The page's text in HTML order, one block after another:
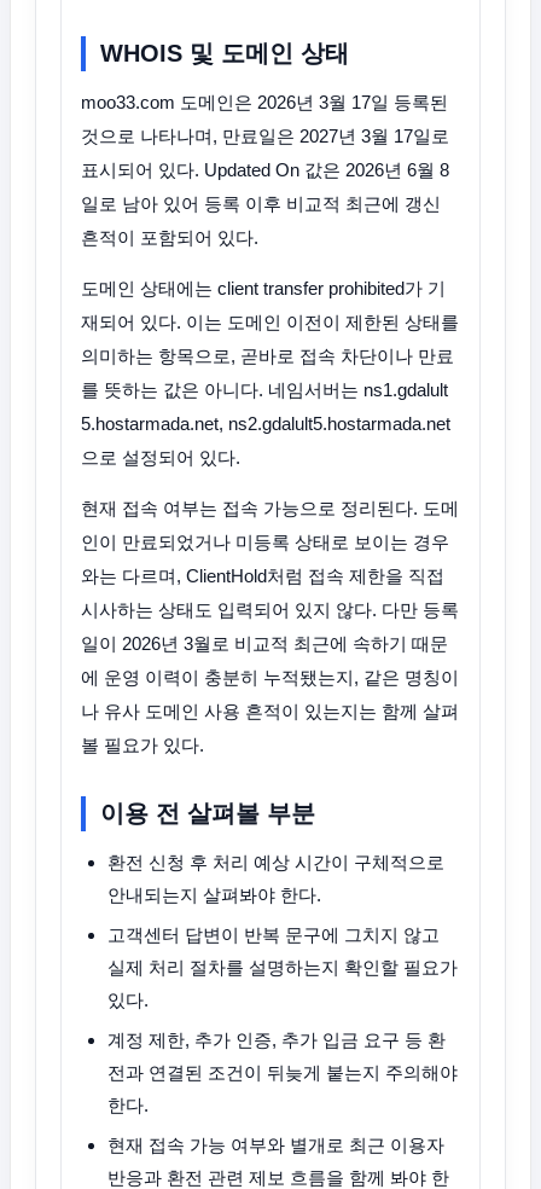
WHOIS 및 도메인 상태
moo33.com 도메인은 2026년 3월 17일 등록된
것으로 나타나며, 만료일은 2027년 3월 17일로
표시되어 있다. Updated On 값은 2026년 6월 8
일로 남아 있어 등록 이후 비교적 최근에 갱신
흔적이 포함되어 있다.
도메인 상태에는 client transfer prohibited가 기
재되어 있다. 이는 도메인 이전이 제한된 상태를
의미하는 항목으로, 곧바로 접속 차단이나 만료
를 뜻하는 값은 아니다. 네임서버는 ns1.gdalult
5.hostarmada.net, ns2.gdalult5.hostarmada.net
으로 설정되어 있다.
현재 접속 여부는 접속 가능으로 정리된다. 도메
인이 만료되었거나 미등록 상태로 보이는 경우
와는 다르며, ClientHold처럼 접속 제한을 직접
시사하는 상태도 입력되어 있지 않다. 다만 등록
일이 2026년 3월로 비교적 최근에 속하기 때문
에 운영 이력이 충분히 누적됐는지, 같은 명칭이
나 유사 도메인 사용 흔적이 있는지는 함께 살펴
볼 필요가 있다.
이용 전 살펴볼 부분
환전 신청 후 처리 예상 시간이 구체적으로
안내되는지 살펴봐야 한다.
고객센터 답변이 반복 문구에 그치지 않고
실제 처리 절차를 설명하는지 확인할 필요가
있다.
계정 제한, 추가 인증, 추가 입금 요구 등 환
전과 연결된 조건이 뒤늦게 붙는지 주의해야
한다.
현재 접속 가능 여부와 별개로 최근 이용자
반응과 환전 관련 제보 흐름을 함께 봐야 한